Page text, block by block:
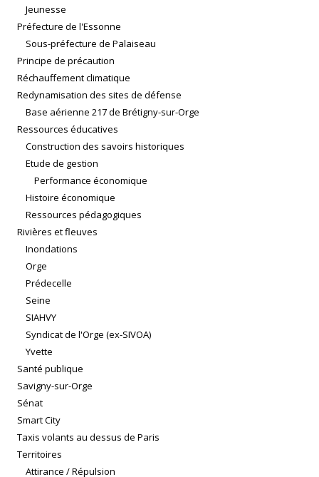
Jeunesse
Préfecture de l'Essonne
Sous-préfecture de Palaiseau
Principe de précaution
Réchauffement climatique
Redynamisation des sites de défense
Base aérienne 217 de Brétigny-sur-Orge
Ressources éducatives
Construction des savoirs historiques
Etude de gestion
Performance économique
Histoire économique
Ressources pédagogiques
Rivières et fleuves
Inondations
Orge
Prédecelle
Seine
SIAHVY
Syndicat de l'Orge (ex-SIVOA)
Yvette
Santé publique
Savigny-sur-Orge
Sénat
Smart City
Taxis volants au dessus de Paris
Territoires
Attirance / Répulsion